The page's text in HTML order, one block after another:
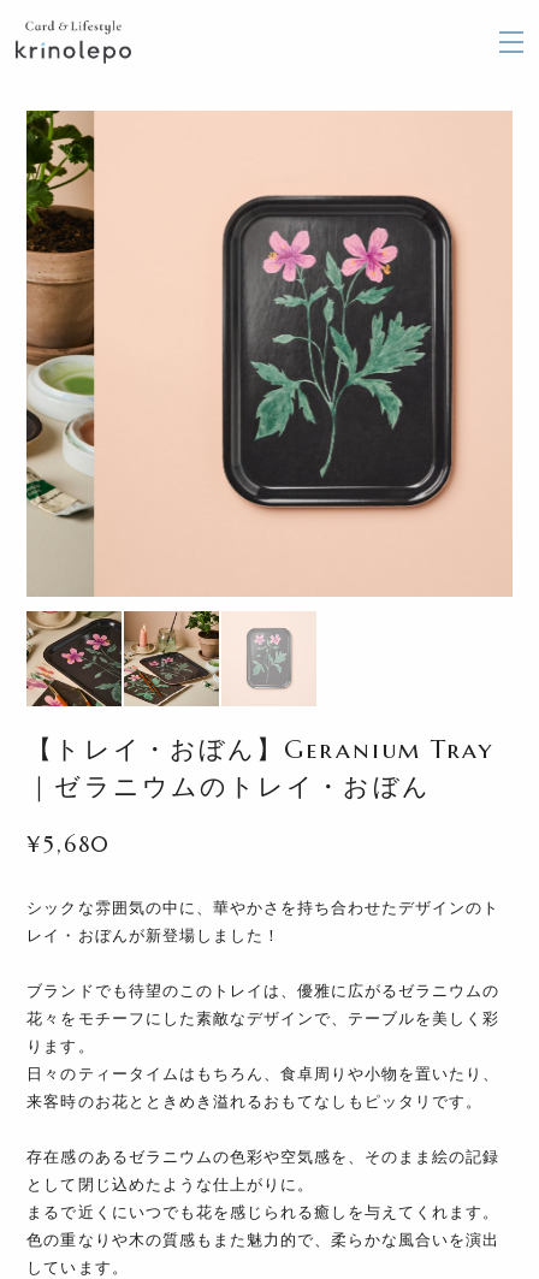
【トレイ・おぼん】Geranium Tray
｜ゼラニウムのトレイ・おぼん
¥5,680
シックな雰囲気の中に、華やかさを持ち合わせたデザインのト
レイ・おぼんが新登場しました！
ブランドでも待望のこのトレイは、優雅に広がるゼラニウムの
花々をモチーフにした素敵なデザインで、テーブルを美しく彩
ります。
日々のティータイムはもちろん、食卓周りや小物を置いたり、
来客時のお花とときめき溢れるおもてなしもピッタリです。
存在感のあるゼラニウムの色彩や空気感を、そのまま絵の記録
として閉じ込めたような仕上がりに。
まるで近くにいつでも花を感じられる癒しを与えてくれます。
色の重なりや木の質感もまた魅力的で、柔らかな風合いを演出
しています。